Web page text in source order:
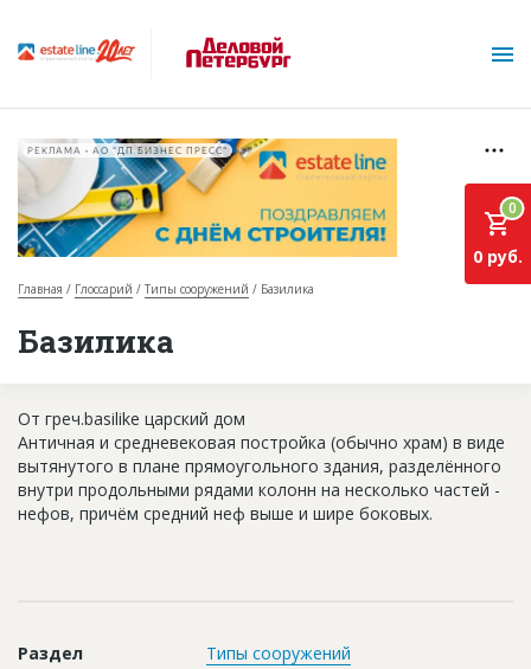
О проекте
База строящихся объектов
Инвестпроекты
Глоссарий
РЕКЛАМА • АО "ДП БИЗНЕС ПРЕСС"
Главная Глоссарий Типы сооружений Базилика
Базилика
0
0 руб.
От греч.basilike царский дом
Античная и средневековая постройка (обычно храм) в виде
вытянутого в плане прямоугольного здания, разделённого
внутри продольными рядами колонн на несколько частей -
нефов, причём средний неф выше и шире боковых.
Раздел
Типы сооружений